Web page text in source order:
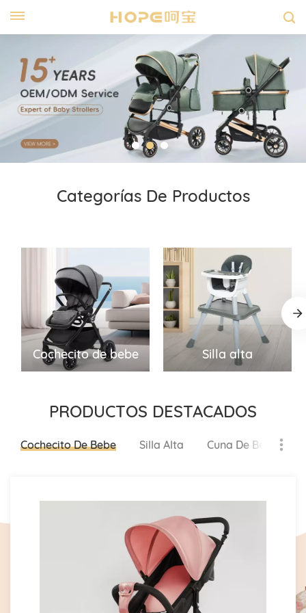
Categorías De Productos
Cochecito de bebe Silla alta
PRODUCTOS DESTACADOS
Cochecito De Bebe Silla Alta Cuna De Bebé